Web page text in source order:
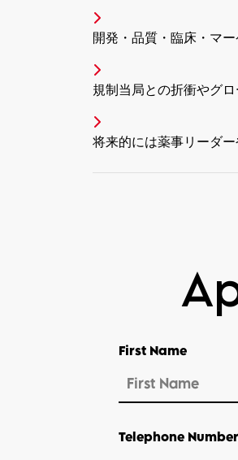
開発・品質・臨床・マ
規制当局との折衝やグ
将来的には薬事リーダ
First Name
Telephone Number